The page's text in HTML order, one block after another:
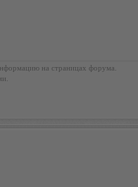
на страницах форума.